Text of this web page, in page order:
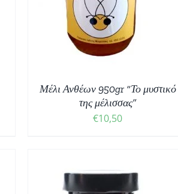
Μέλι Ανθέων 950gr “Το μυστικό
της μέλισσας”
€10,50